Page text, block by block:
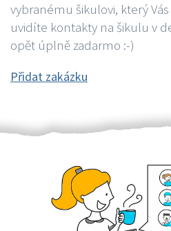
vybranému šikulovi, který
uvidíte kontakty na šikulu v
opět úplně zadarmo :-)
Přidat zakázku